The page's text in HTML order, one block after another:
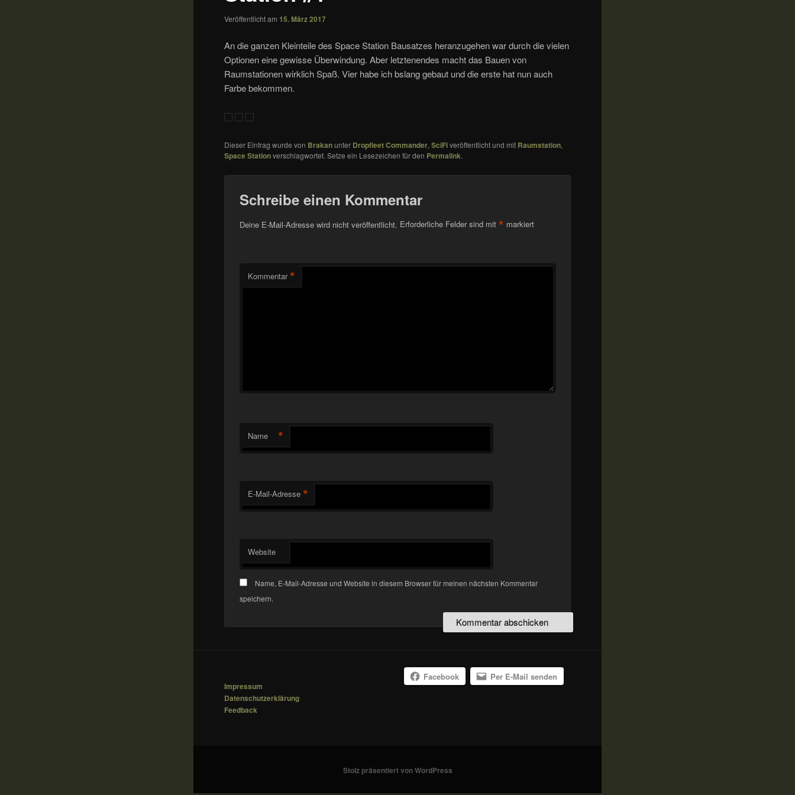
Veröffentlicht am 15. März 2017
An die ganzen Kleinteile des Space Station Bausatzes heranzugehen war durch die vielen
Optionen eine gewisse Überwindung. Aber letztenendes macht das Bauen von
Raumstationen wirklich Spaß. Vier habe ich bslang gebaut und die erste hat nun auch
Farbe bekommen.
Dieser Eintrag wurde von Brakanunter Dropfleet Commander,SciFiveröffentlicht und mit Raumstation,
Space Stationverschlagwortet. Setze ein Lesezeichen für den Permalink.
Schreibe einen Kommentar
Deine E-Mail-Adresse wird nicht veröffentlicht. Erforderliche Felder sind mit * markiert
Kommentar *
Name *
E-Mail-Adresse *
Website
Name, E-Mail-Adresse und Website in diesem Browser für meinen nächsten Kommentar
speichern.
Impressum
Datenschutzerklärung
Feedback
Facebook Per E-Mail senden
Stolz präsentiert von WordPress